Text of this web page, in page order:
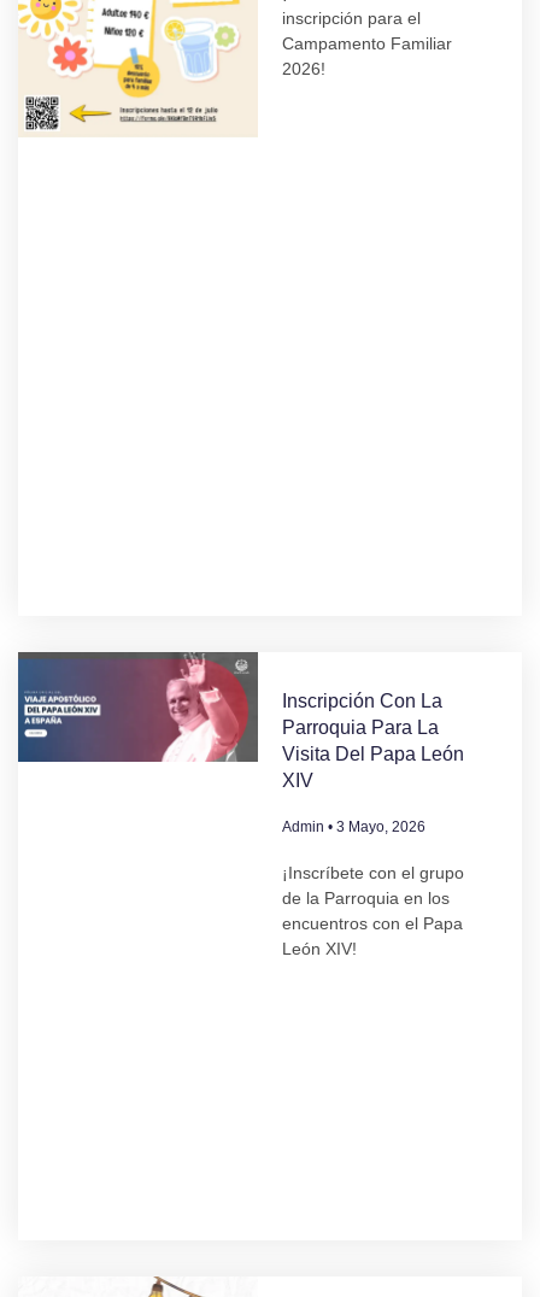
inscripción para el
Campamento Familiar
2026!
Inscripción Con La
Parroquia Para La
Visita Del Papa León
XIV
Admin 3 Mayo, 2026
¡Inscríbete con el grupo
de la Parroquia en los
encuentros con el Papa
León XIV!